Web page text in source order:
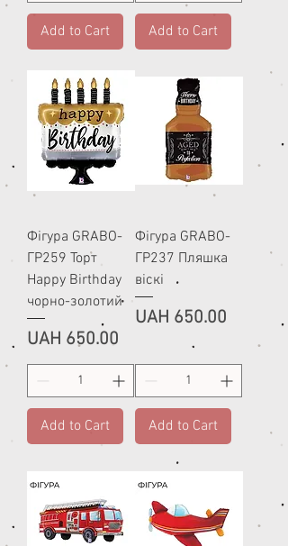
Add to Cart Add to Cart
Фігура GRABO-
ГР259 Торт
Happy Birthday
чорно-золотий
Price
UAH 650.00
Add to Cart
Фігура GRABO-
ГР237 Пляшка
віскі
Price
UAH 650.00
Add to Cart